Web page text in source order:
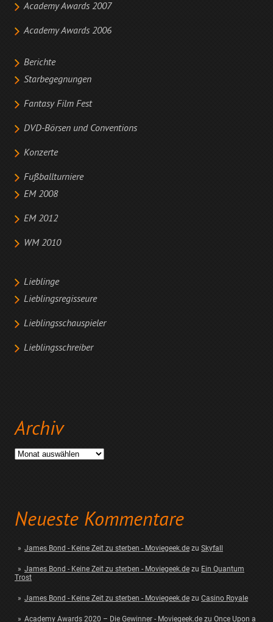
Academy Awards 2007
Academy Awards 2006
Berichte
Starbegegnungen
Fantasy Film Fest
DVD-Börsen und Conventions
Konzerte
Fußballturniere
EM 2008
EM 2012
WM 2010
Lieblinge
Lieblingsregisseure
Lieblingsschauspieler
Lieblingsschreiber
Archiv
Archiv
Neueste Kommentare
James Bond - Keine Zeit zu sterben - Moviegeek.dezu Skyfall
James Bond - Keine Zeit zu sterben - Moviegeek.dezu Ein Quantum
Trost
James Bond - Keine Zeit zu sterben - Moviegeek.dezu Casino Royale
Academy Awards 2020 – Die Gewinner - Moviegeek.dezu Once Upon a